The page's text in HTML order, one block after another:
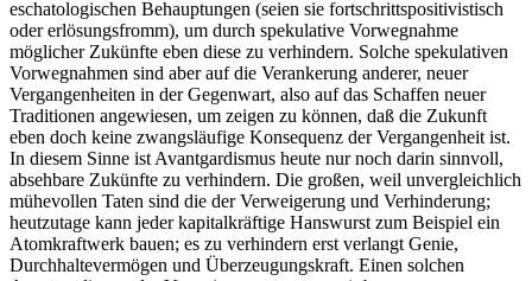
eschatologischen Behauptungen (seien sie fortschrittspositivistisch
oder erlösungsfromm), um durch spekulative Vorwegnahme
möglicher Zukünfte eben diese zu verhindern. Solche spekulativen
Vorwegnahmen sind aber auf die Verankerung anderer, neuer
Vergangenheiten in der Gegenwart, also auf das Schaffen neuer
Traditionen angewiesen, um zeigen zu können, daß die Zukunft
eben doch keine zwangsläufige Konsequenz der Vergangenheit ist.
In diesem Sinne ist Avantgardismus heute nur noch darin sinnvoll,
absehbare Zukünfte zu verhindern. Die großen, weil unvergleichlich
mühevollen Taten sind die der Verweigerung und Verhinderung;
heutzutage kann jeder kapitalkräftige Hanswurst zum Beispiel ein
Atomkraftwerk bauen; es zu verhindern erst verlangt Genie,
Durchhaltevermögen und Überzeugungskraft. Einen solchen